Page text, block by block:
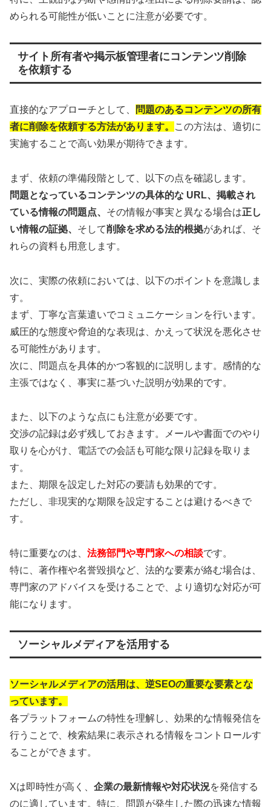
められる可能性が低いことに注意が必要です。
サイト所有者や掲示板管理者にコンテンツ削除
を依頼する
直接的なアプローチとして、
問題のあるコンテンツの所有
者に削除を依頼する方法があります。
この方法は、適切に
実施することで高い効果が期待できます。
まず、依頼の準備段階として、以下の点を確認します。
問題となっているコンテンツの具体的な URL、掲載され
ている情報の問題点、 その情報が事実と異なる場合は正し
い情報の証拠、 そして削除を求める法的根拠があれば、そ
れらの資料も用意します。
次に、実際の依頼においては、以下のポイントを意識しま
す。
まず、丁寧な言葉遣いでコミュニケーションを行います。
威圧的な態度や脅迫的な表現は、かえって状況を悪化させ
る可能性があります。
次に、問題点を具体的かつ客観的に説明します。感情的な
主張ではなく、事実に基づいた説明が効果的です。
また、以下のような点にも注意が必要です。
交渉の記録は必ず残しておきます。メールや書面でのやり
取りを心がけ、電話での会話も可能な限り記録を取りま
す。
また、期限を設定した対応の要請も効果的です。
ただし、非現実的な期限を設定することは避けるべきで
す。
特に重要なのは、 法務部門や専門家への相談です。
特に、著作権や名誉毀損など、法的な要素が絡む場合は、
専門家のアドバイスを受けることで、より適切な対応が可
能になります。
ソーシャルメディアを活用する
ソーシャルメディアの活用は、逆SEOの重要な要素とな
っています。
各プラットフォームの特性を理解し、効果的な情報発信を
行うことで、検索結果に表示される情報をコントロールす
ることができます。
Xは即時性が高く、 企業の最新情報や対応状況を発信する
のに適しています。特に、問題が発生した際の迅速な情報